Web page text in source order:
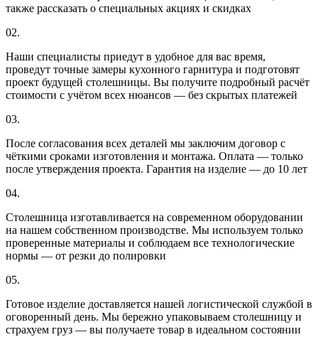
также рассказать о специальных акциях и скидках
02.
Наши специалисты приедут в удобное для вас время,
проведут точные замеры кухонного гарнитура и подготовят
проект будущей столешницы. Вы получите подробный расчёт
стоимости с учётом всех нюансов — без скрытых платежей
03.
После согласования всех деталей мы заключим договор с
чёткими сроками изготовления и монтажа. Оплата — только
после утверждения проекта. Гарантия на изделие — до 10 лет
04.
Столешница изготавливается на современном оборудовании
на нашем собственном производстве. Мы используем только
проверенные материалы и соблюдаем все технологические
нормы — от резки до полировки
05.
Готовое изделие доставляется нашей логистической службой в
оговоренный день. Мы бережно упаковываем столешницу и
страхуем груз — вы получаете товар в идеальном состоянии